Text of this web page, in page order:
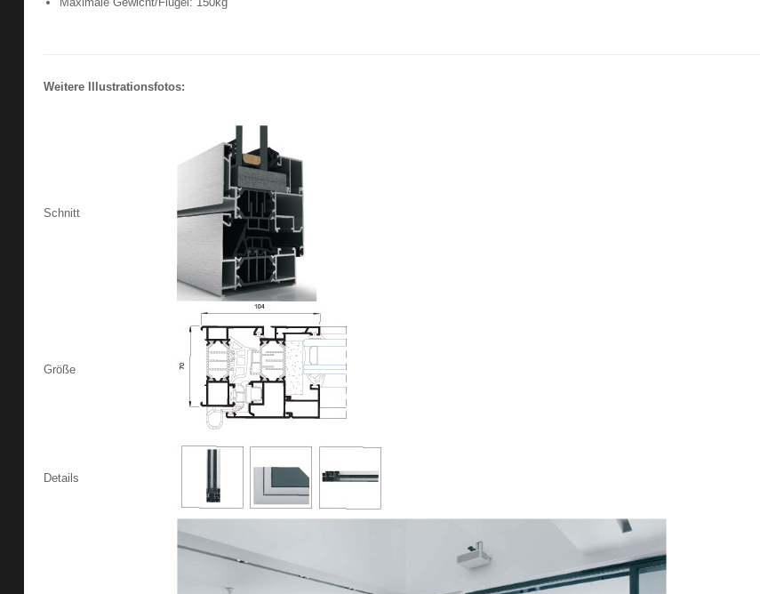
Weitere Illustrationsfotos:
Schnitt
Größe
Details